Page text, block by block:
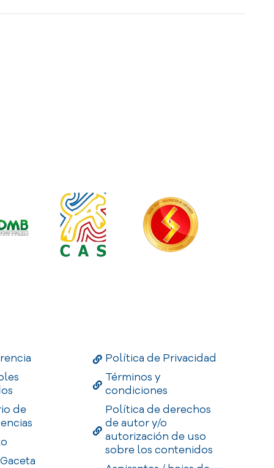
de
Política de Privacidad
Términos y
condiciones
Política de derechos
de autor y/o
autorización de uso
sobre los contenidos